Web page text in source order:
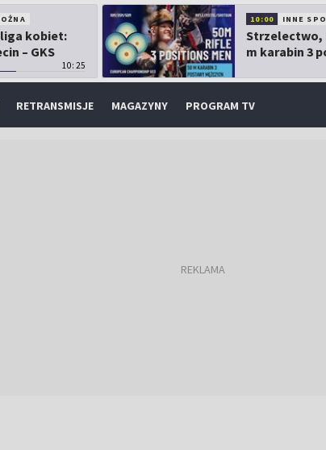
kobiet:
– GKS
10:25
10:00 INNE
Strzelectwo,
m karabin 3
RETRANSMISJE MAGAZYNY PROGRAM TV